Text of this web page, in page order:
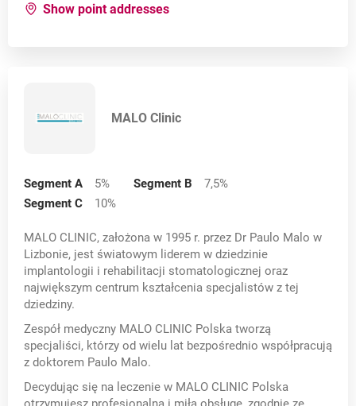
Show point addressesfor:
MALO Clinic
Segment A 5% Segment B 7,5%
Segment C
10%
MALO CLINIC, założona w 1995 r. przez Dr Paulo Malo w
Lizbonie, jest światowym liderem w dziedzinie
implantologii i rehabilitacji stomatologicznej oraz
największym centrum kształcenia specjalistów z tej
dziedziny.
Zespół medyczny MALO CLINIC Polska tworzą
specjaliści, którzy od wielu lat bezpośrednio współpracują
z doktorem Paulo Malo.
Decydując się na leczenie w MALO CLINIC Polska